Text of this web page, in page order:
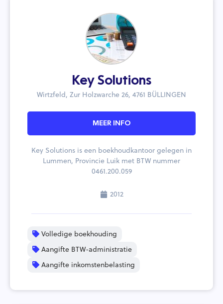
Key Solutions
Wirtzfeld, Zur Holzwarche 26, 4761 BÜLLINGEN
MEER INFO
Key Solutions is een boekhoudkantoor gelegen in
Lummen, Provincie Luik met BTW nummer
0461.200.059
2012
Volledige boekhouding
Aangifte BTW-administratie
Aangifte inkomstenbelasting